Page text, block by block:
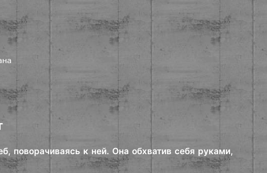
поворачиваясь к ней. Она обхватив себя руками,